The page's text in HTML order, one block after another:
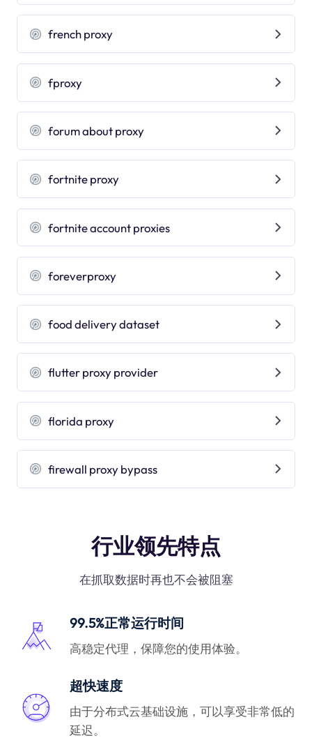
french proxy
fproxy
forum about proxy
fortnite proxy
fortnite account proxies
foreverproxy
food delivery dataset
flutter proxy provider
florida proxy
firewall proxy bypass
行业领先特点
在抓取数据时再也不会被阻塞
99.5%正常运行时间
高稳定代理，保障您的使用体验。
超快速度
由于分布式云基础设施，可以享受非常低的
延迟。